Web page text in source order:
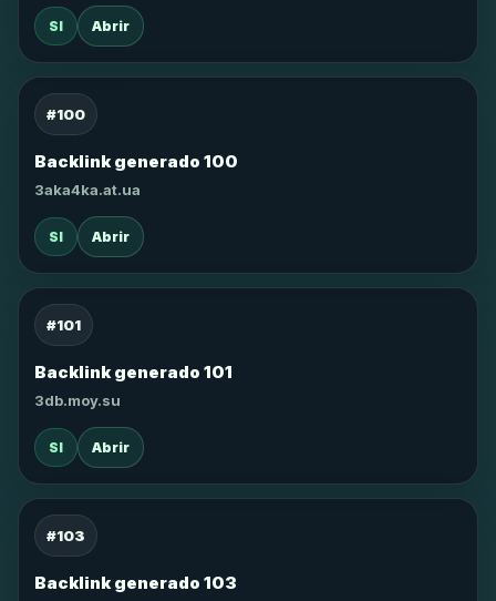
SI Abrir
#100
Backlink generado 100
3aka4ka.at.ua
SI Abrir
#101
Backlink generado 101
3db.moy.su
SI Abrir
#103
Backlink generado 103